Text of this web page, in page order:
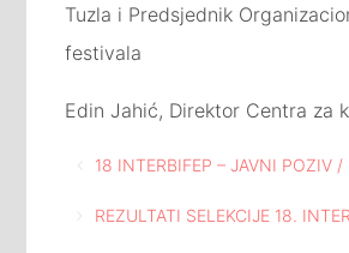
Tuzla i Predsjednik
festivala
Edin Jahić, Direktor Centra za
Navigacija
članaka
REZULTATI SELEKCIJE 18. INTERBIFEP-A / SELECTION